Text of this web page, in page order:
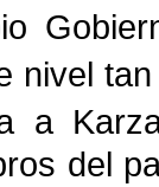
nivel
a
del